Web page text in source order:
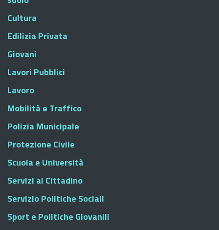
Cultura
Edilizia Privata
Giovani
Lavori Pubblici
Lavoro
Mobilità e Traffico
Polizia Municipale
Protezione Civile
Scuola e Università
Servizi al Cittadino
Servizio Politiche Sociali
Sport e Politiche Giovanili